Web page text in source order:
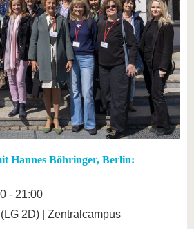
Hannes Böhringer, Berlin:
- 21:00
2D) | Zentralcampus